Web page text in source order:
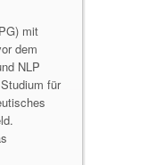
mit
dem
NLP
für